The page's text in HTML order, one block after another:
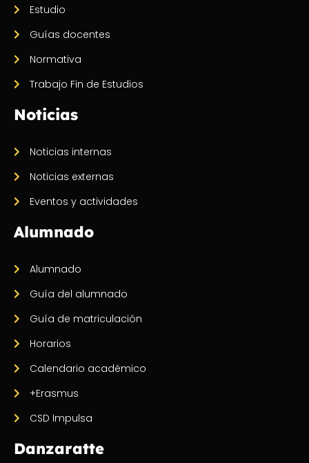
Estudio
Guías docentes
Normativa
Trabajo Fin de Estudios
Noticias
Noticias internas
Noticias externas
Eventos y actividades
Alumnado
Alumnado
Guía del alumnado
Guía de matriculación
Horarios
Calendario académico
+Erasmus
CSD Impulsa
Danzaratte